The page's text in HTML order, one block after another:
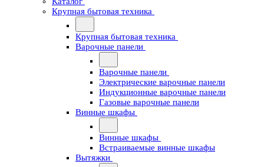
Крупная бытовая техника
Крупная бытовая техника
Варочные панели
Варочные панели
Электрические варочные панели
Индукционные варочные панели
Газовые варочные панели
Винные шкафы
Винные шкафы
Встраиваемые винные шкафы
Вытяжки